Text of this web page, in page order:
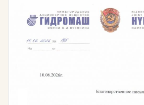
Организации обслуживания
Кроме того, сотрудники обязаны
санитарные нормы и технику
приготовлении пищи.
Курсы дополнительного